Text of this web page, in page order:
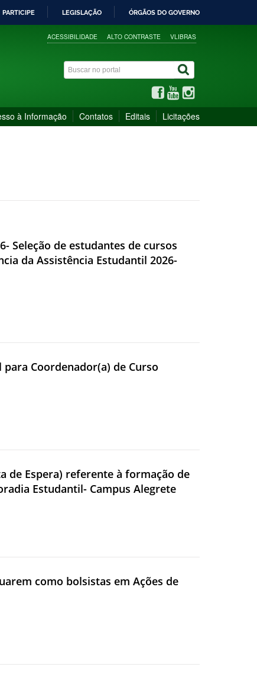
PARTICIPE LEGISLAÇÃO ÓRGÃOS DO GOVERNO
ACESSIBILIDADE ALTO CONTRASTE VLIBRAS
à Informação Contatos Editais Licitações
Seleção de estudantes de cursos
da Assistência Estudantil 2026-
Coordenador(a) de Curso
de Espera) referente à formação de
Estudantil- Campus Alegrete
como bolsistas em Ações de